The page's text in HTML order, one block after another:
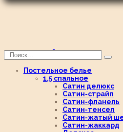
Постельное белье
1,5 спальное
Сатин делюкс
Сатин-страйп
Сатин-фланель
Сатин-тенсел
Сатин-жатый
Сатин-жаккард